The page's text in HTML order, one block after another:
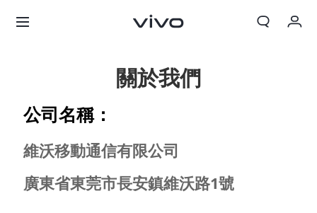
登入/註冊
帳號設定
關於我們
公司名稱：
維沃移動通信有限公司
廣東省東莞市長安鎮維沃路1號